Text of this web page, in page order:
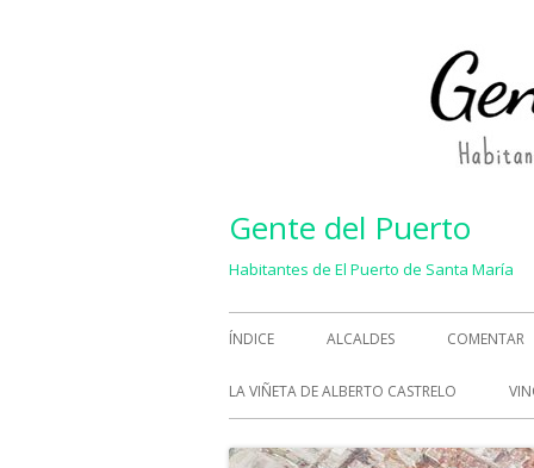
Gente del Puerto
Habitantes de El Puerto de Santa María
Menú
principal
ÍNDICE ALCALDES COMENTAR
LA VIÑETA DE ALBERTO CASTRELO